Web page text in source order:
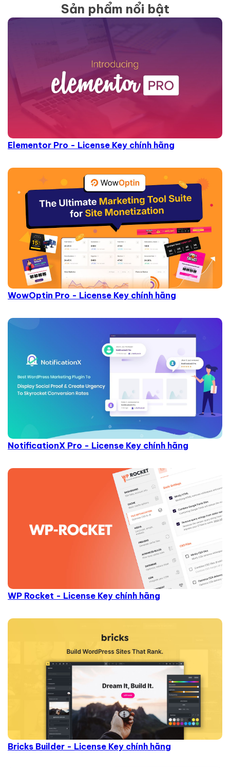
Sản phẩm nổi bật
Elementor Pro - License Key chính hãng
WowOptin Pro - License Key chính hãng
NotificationX Pro - License Key chính hãng
WP Rocket - License Key chính hãng
Bricks Builder - License Key chính hãng